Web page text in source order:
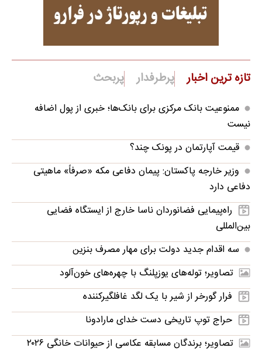
تازه ترین اخبار پرطرفدار پربحث
ممنوعیت بانک مرکزی برای بانک‌ها؛ خبری از پول اضافه
نیست
قیمت آپارتمان در پونک چند؟
وزیر خارجه پاکستان: پیمان دفاعی مکه «صرفاً» ماهیتی
دفاعی دارد
راه‌پیمایی فضانوردان ناسا خارج از ایستگاه فضایی
بین‌المللی
سه اقدام جدید دولت برای مهار مصرف بنزین
تصاویر؛ توله‌های یوزپلنگ با چهره‌های خون‌آلود
فرار گورخر از شیر با یک لگد غافلگیرکننده
حراج توپ تاریخی دست خدای مارادونا
تصاویر؛ برندگان مسابقه عکاسی از حیوانات خانگی ۲۰۲۶